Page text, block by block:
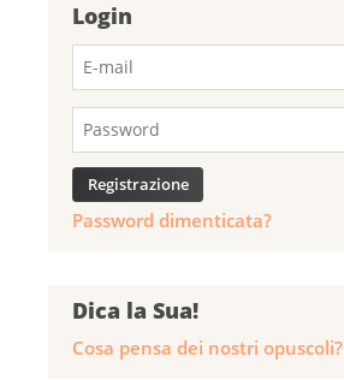
Login
Password dimenticata?
Dica la Sua!
Cosa pensa dei nostri opuscoli?